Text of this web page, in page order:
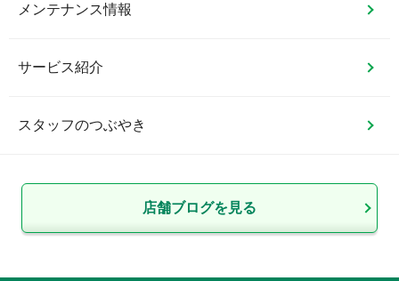
メンテナンス情報
サービス紹介
スタッフのつぶやき
店舗ブログを見る